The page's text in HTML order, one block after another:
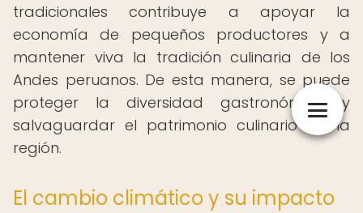
tradicionales contribuye a apoyar la
economía de pequeños productores y a
mantener viva la tradición culinaria de los
Andes peruanos. De esta manera, se puede
proteger la diversidad gastronómica y
salvaguardar el patrimonio culinario de la
región.
El cambio climático y su impacto